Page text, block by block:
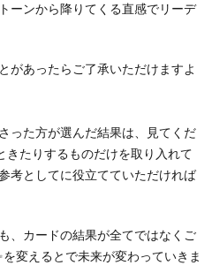
ーンから降りてくる直感でリーデ
があったらご了承いただけますよ
った方が選んだ結果は、見てくだ
きたりするものだけを取り入れて
考としてに役立てていただければ
、カードの結果が全てではなくご
を変えるとで未来が変わっていきま